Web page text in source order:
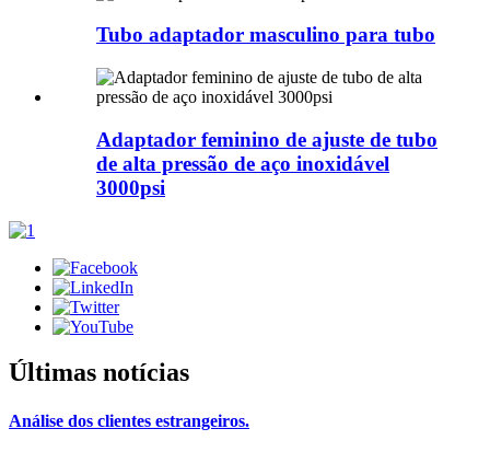
Tubo adaptador masculino para tubo
Adaptador feminino de ajuste de tubo
de alta pressão de aço inoxidável
3000psi
Últimas notícias
Análise dos clientes estrangeiros.